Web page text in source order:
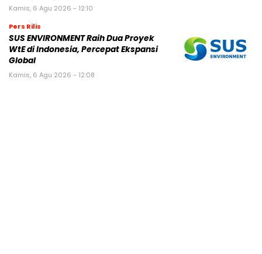
Kamis, 6 Agu 2026 - 12:10
Pers Rilis
SUS ENVIRONMENT Raih Dua Proyek
WtE di Indonesia, Percepat Ekspansi
Global
Kamis, 6 Agu 2026 - 12:08